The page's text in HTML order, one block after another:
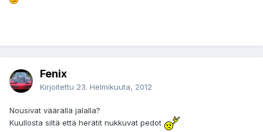
Fenix
Kirjoitettu 23. Helmikuuta, 2012
Nousivat väärällä jalalla?
Kuullosta siltä että herätit nukkuvat pedot